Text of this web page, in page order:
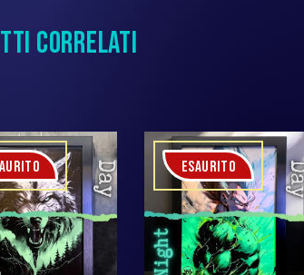
CORRELATI
ESAURITO